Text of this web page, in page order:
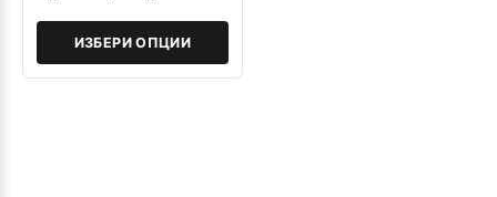
ИЗБЕРИ ОПЦИИ